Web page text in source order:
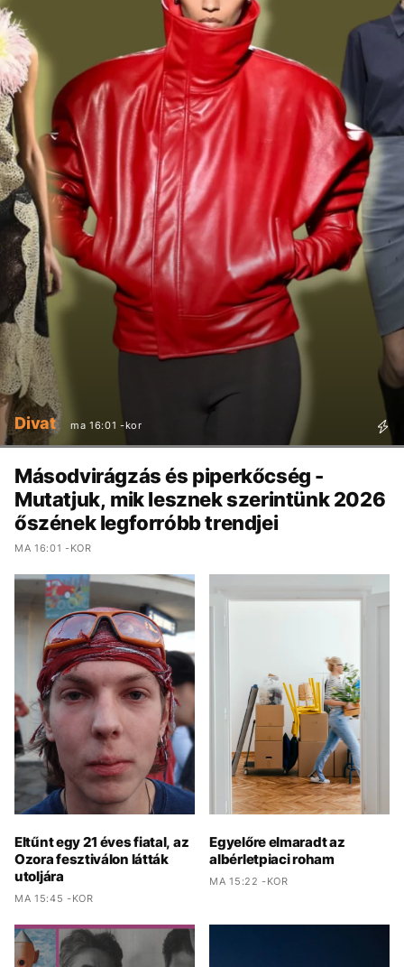
Divat ma 16:01 -kor
Másodvirágzás és piperkőcség -
Mutatjuk, mik lesznek szerintünk 2026
őszének legforróbb trendjei
MA 16:01 -KOR
Eltűnt egy 21 éves fiatal, az
Ozora fesztiválon látták
utoljára
MA 15:45 -KOR
Egyelőre elmaradt az
albérletpiaci roham
MA 15:22 -KOR